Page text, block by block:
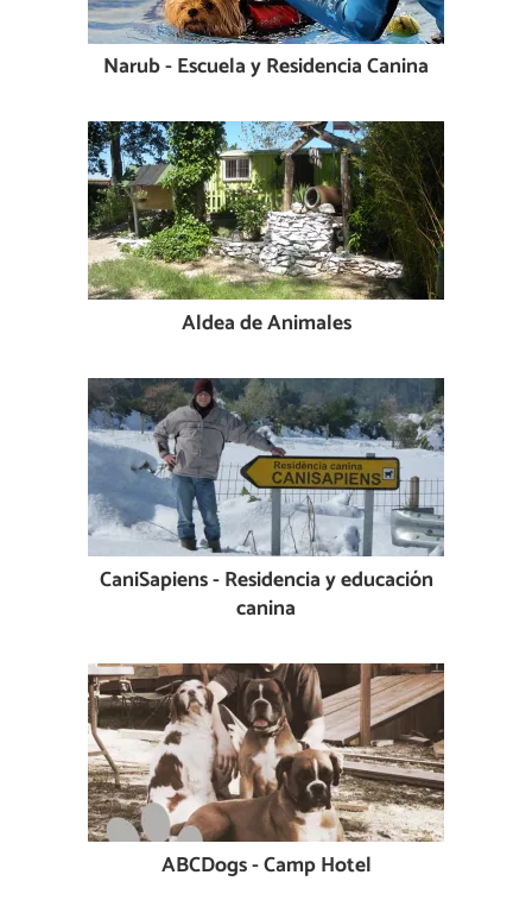
Narub - Escuela y Residencia Canina
Aldea de Animales
CaniSapiens - Residencia y educación
canina
ABCDogs - Camp Hotel